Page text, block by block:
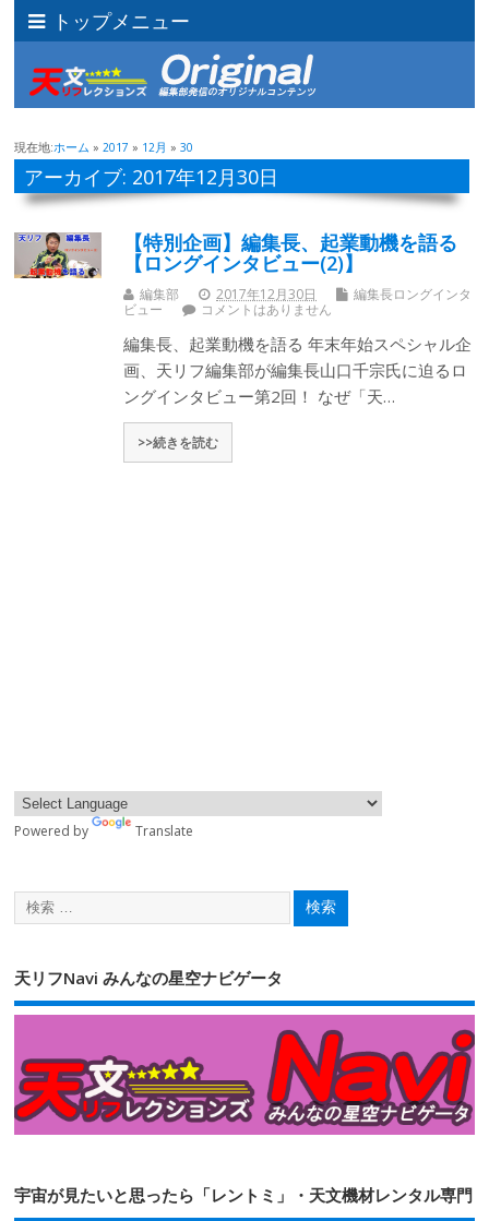
トップメニュー
現在地:ホーム »2017 » 12月 »30
アーカイブ: 2017年12月30日
【特別企画】編集長、起業動機を語る
【ロングインタビュー(2)】
編集部 2017年12月30日
編集長ロングインタ
ビュー
コメントはありません
編集長、起業動機を語る 年末年始スペシャル企
画、天リフ編集部が編集長山口千宗氏に迫るロ
ングインタビュー第2回！ なぜ「天…
>>続きを読む
Powered by Translate
天リフNavi みんなの星空ナビゲータ
宇宙が見たいと思ったら「レントミ」・天文機材レンタル専門